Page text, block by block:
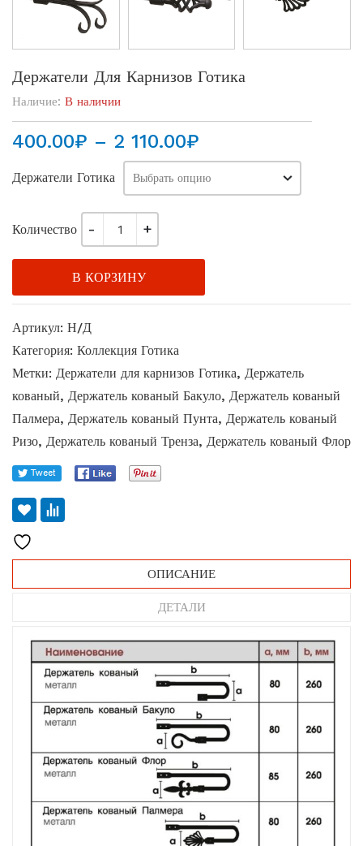
Держатели Для Карнизов Готика
Наличие: В наличии
400.00₽ – 2 110.00₽
цен:
400.00₽
110.00₽
Держатели Готика
Количество
В КОРЗИНУ
Артикул: Н/Д
Категория: Коллекция Готика
Метки: Держатели для карнизов Готика, Держатель
кованый, Держатель кованый Бакуло, Держатель кованый
Палмера, Держатель кованый Пунта, Держатель кованый
Ризо, Держатель кованый Тренза, Держатель кованый Флор
ОПИСАНИЕ
ДЕТАЛИ